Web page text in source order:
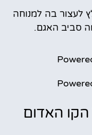
לעצור בה למנוחה
סביב האגם.
הקו האדום